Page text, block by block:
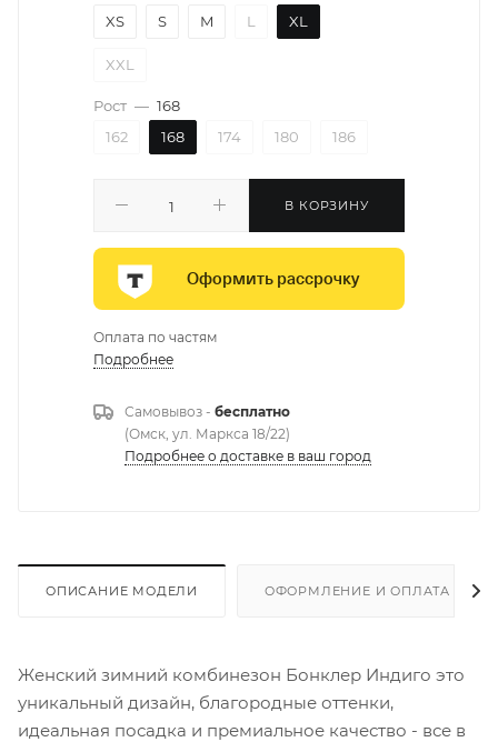
XS
S M L XL
XXL
Рост — 168
162
168 174 180 186
В КОРЗИНУ
Оформить рассрочку
Оплата по частям
Подробнее
Самовывоз - бесплатно
(Омск, ул. Маркса 18/22)
Подробнее о доставке в ваш город
ОПИСАНИЕ МОДЕЛИ ОФОРМЛЕНИЕ И ОПЛАТА
Женский зимний комбинезон Бонклер Индиго это
уникальный дизайн, благородные оттенки,
идеальная посадка и премиальное качество - все в